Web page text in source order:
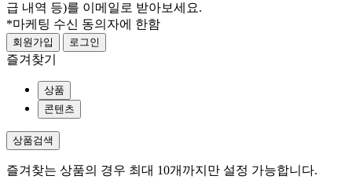
급 내역 등)를 이메일로 받아보세요.
*마케팅 수신 동의자에 한함
회원가입 로그인
즐겨찾기
상품
콘텐츠
상품검색
즐겨찾는 상품의 경우 최대 10개까지만 설정 가능합니다.